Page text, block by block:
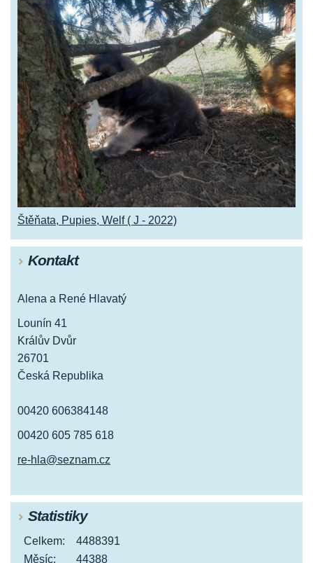
Štěňata, Pupies, Welf ( J - 2022)
Kontakt
Alena a René Hlavatý
Lounín 41
Králův Dvůr
26701
Česká Republika
00420 606384148
00420 605 785 618
re-hla@seznam.cz
Statistiky
Celkem:
4488391
Měsíc:
44388